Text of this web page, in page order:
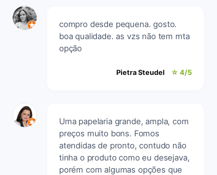
compro desde pequena. gosto.
boa qualidade. as vzs não tem mta
opção
Pietra Steudel ☆ 4/5
Uma papelaria grande, ampla, com
preços muito bons. Fomos
atendidas de pronto, contudo não
tinha o produto como eu desejava,
porém com algumas opções que